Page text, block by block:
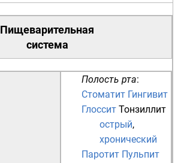
Пищеварительная
система
Полость рта:
Стоматит Гингивит
Глоссит Тонзиллит
острый,
хронический
Паротит Пульпит